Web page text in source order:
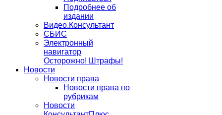
Подробнее об
издании
Видео.Консультант
СБИС
Электронный
навигатор
Осторожно! Штрафы!
Новости
Новости права
Новости права по
рубрикам
Новости